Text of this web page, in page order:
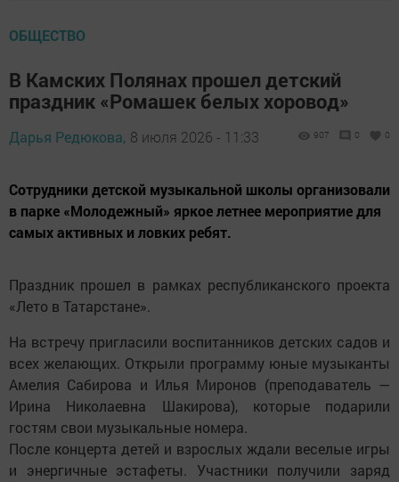
ОБЩЕСТВО
В Камских Полянах прошел детский
праздник «Ромашек белых хоровод»
Дарья Редюкова, 8 июля 2026 - 11:33 907 0 0
Сотрудники детской музыкальной школы организовали
в парке «Молодежный» яркое летнее мероприятие для
самых активных и ловких ребят.
Праздник прошел в рамках республиканского проекта
«Лето в Татарстане».
На встречу пригласили воспитанников детских садов и
всех желающих. Открыли программу юные музыканты
Амелия Сабирова и Илья Миронов (преподаватель —
Ирина Николаевна Шакирова), которые подарили
гостям свои музыкальные номера.
После концерта детей и взрослых ждали веселые игры
и энергичные эстафеты. Участники получили заряд